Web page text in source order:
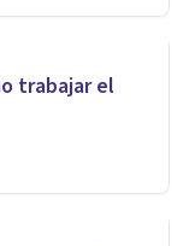
trabajar el